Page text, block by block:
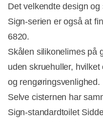
Det velkendte design
Sign-serien er også at
6820.
Skålen silikonelimes på
uden skruehuller,
og rengøringsvenlighed.
Selve cisternen har
Sign-standardtoilet